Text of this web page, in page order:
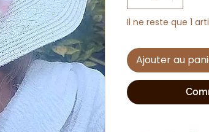
Il ne reste que 1
Ajouter au